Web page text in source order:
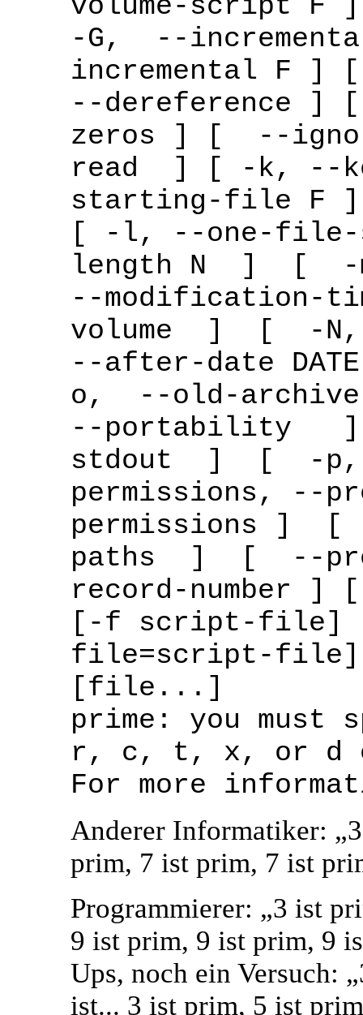
volume-script
-G, --
incremental F ]
--dereference
zeros ] [ --
read ] [ -k, --
starting-file F ]
[ -l, --one-file-
length N ] [ -
--
volume ] [ -N,
--after-date
o, --old-
--portability
stdout ] [ -p,
permissions, --
permissions ]
paths ] [ --
record-number ] [
[-f script-file]
file=script-file]
[file...]
prime: you must
r, c, t, x, or d
For more
Anderer Informatiker:
prim, 7 ist prim, 7 ist
Programmierer: „3 ist
9 ist prim, 9 ist prim, 9
Ups, noch ein Versuch:
ist... 3 ist prim, 5 ist